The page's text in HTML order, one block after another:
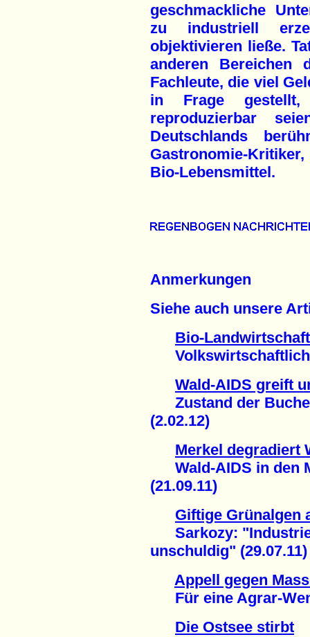
geschmackliche
zu industriell
objektivieren ließe.
anderen Bereichen
Fachleute, die viel
in Frage gestellt,
reproduzierbar
Deutschlands
Gastronomie-
Bio-Lebensmittel.
Anmerkungen
Siehe auch unsere
Bio-Landwirtschaft
Volkswirtschaftlich
Wald-AIDS greift
Zustand der
(2.02.12)
Merkel degradiert
Wald-AIDS in den
(21.09.11)
Giftige Grünalgen
Sarkozy:
unschuldig" (29.07.11)
Appell gegen
Für eine Agrar-
Die Ostsee stirbt